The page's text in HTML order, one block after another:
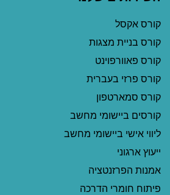
קורס אקסל
קורס בניית מצגות
קורס פאוורפוינט
קורס פרזי בעברית
קורס סמארטפון
קורסים ביישומי מחשב
ליווי אישי ביישומי מחשב
ייעוץ ארגוני
אמנות הפרזנטציה
פיתוח חומרי הדרכה